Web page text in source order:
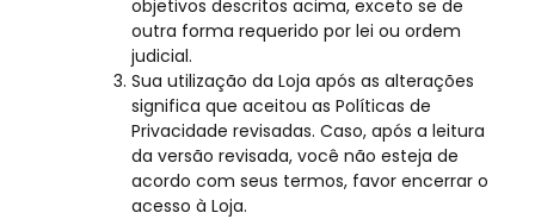
objetivos descritos acima, exceto se de
outra forma requerido por lei ou ordem
judicial.
Sua utilização da Loja após as alterações
significa que aceitou as Políticas de
Privacidade revisadas. Caso, após a leitura
da versão revisada, você não esteja de
acordo com seus termos, favor encerrar o
acesso à Loja.